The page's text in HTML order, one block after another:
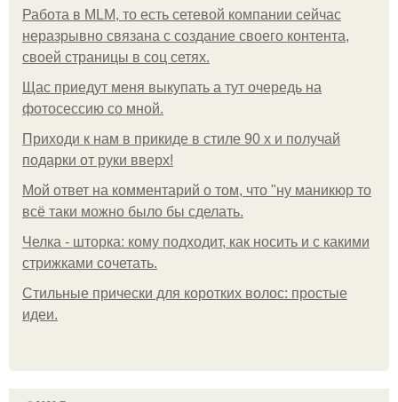
Работа в MLM, то есть сетевой компании сейчас
неразрывно связана с создание своего контента,
своей страницы в соц сетях.
Щас приедут меня выкупать а тут очередь на
фотосессию со мной.
Приходи к нам в прикиде в стиле 90 х и получай
подарки от руки вверх!
Мой ответ на комментарий о том, что "ну маникюр то
всё таки можно было бы сделать.
Челка - шторка: кому подходит, как носить и с какими
стрижками сочетать.
Стильные прически для коротких волос: простые
идеи.